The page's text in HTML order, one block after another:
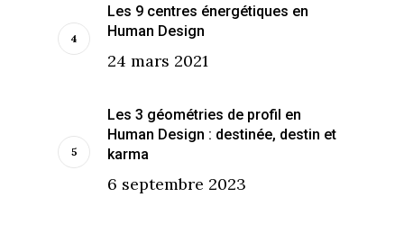
Les 9 centres énergétiques en
Human Design
24 mars 2021
Les 3 géométries de profil en
Human Design : destinée, destin et
karma
6 septembre 2023